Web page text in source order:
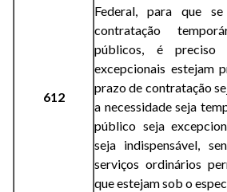
612
Federal, para que
contratação
públicos, é
excepcionais estejam
prazo de contratação
a necessidade seja
público seja
seja indispensável,
serviços ordinários
que estejam sob o